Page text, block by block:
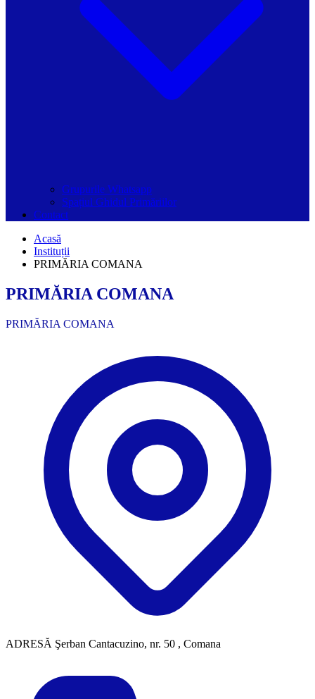
Grupurile Whatsapp
Spațiul Ghidul Primăriilor
Contact
Acasă
Instituții
PRIMĂRIA COMANA
PRIMĂRIA COMANA
PRIMĂRIA COMANA
ADRESĂ Şerban Cantacuzino, nr. 50 , Comana